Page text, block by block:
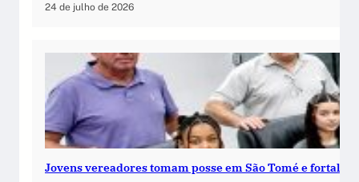
24 de julho de 2026
Jovens vereadores tomam posse em São Tomé e